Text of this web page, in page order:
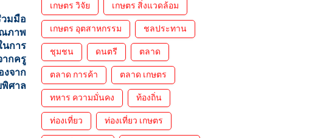
วมมือ
ภาพ
การ
กครู
จาก
ศาล
เกษตร วิจัย เกษตร สิ่งแวดล้อม
เกษตร อุตสาหกรรม ชลประทาน
ชุมชน ดนตรี ตลาด
ตลาด การค้า ตลาด เกษตร
ทหาร ความมั่นคง ท้องถิ่น
ท่องเที่ยว ท่องเที่ยว เกษตร